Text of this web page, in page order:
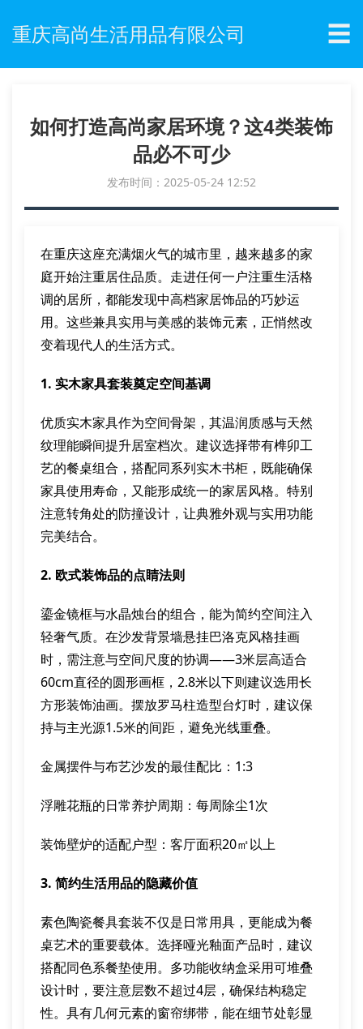
重庆高尚生活用品有限公司 ☰
如何打造高尚家居环境？这4类装饰
品必不可少
发布时间：2025-05-24 12:52
在重庆这座充满烟火气的城市里，越来越多的家
庭开始注重居住品质。走进任何一户注重生活格
调的居所，都能发现中高档家居饰品的巧妙运
用。这些兼具实用与美感的装饰元素，正悄然改
变着现代人的生活方式。
1. 实木家具套装奠定空间基调
优质实木家具作为空间骨架，其温润质感与天然
纹理能瞬间提升居室档次。建议选择带有榫卯工
艺的餐桌组合，搭配同系列实木书柜，既能确保
家具使用寿命，又能形成统一的家居风格。特别
注意转角处的防撞设计，让典雅外观与实用功能
完美结合。
2. 欧式装饰品的点睛法则
鎏金镜框与水晶烛台的组合，能为简约空间注入
轻奢气质。在沙发背景墙悬挂巴洛克风格挂画
时，需注意与空间尺度的协调——3米层高适合
60cm直径的圆形画框，2.8米以下则建议选用长
方形装饰油画。摆放罗马柱造型台灯时，建议保
持与主光源1.5米的间距，避免光线重叠。
金属摆件与布艺沙发的最佳配比：1:3
浮雕花瓶的日常养护周期：每周除尘1次
装饰壁炉的适配户型：客厅面积20㎡以上
3. 简约生活用品的隐藏价值
素色陶瓷餐具套装不仅是日常用具，更能成为餐
桌艺术的重要载体。选择哑光釉面产品时，建议
搭配同色系餐垫使用。多功能收纳盒采用可堆叠
设计时，要注意层数不超过4层，确保结构稳定
性。具有几何元素的窗帘绑带，能在细节处彰显